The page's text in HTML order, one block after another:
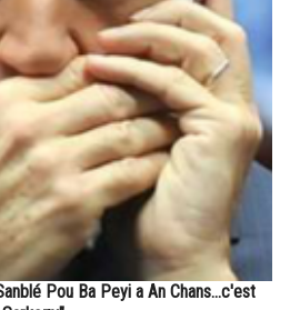
Pou Ba Peyi a An Chans...c'est